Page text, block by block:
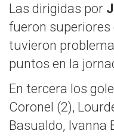
Las dirigidas por
fueron
tuvieron
puntos en la
En tercera los
Coronel (2),
Basualdo, Ivanna